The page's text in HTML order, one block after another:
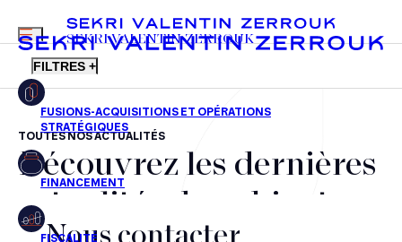
FR EN
MENU
SEKRI VALENTIN ZERROUK
FILTRES +
Fusions-acquisitions et opérations stratégiques
Financement
TOUTES NOS ACTUALITÉS
Découvrez les dernières
actualités du cabinet,